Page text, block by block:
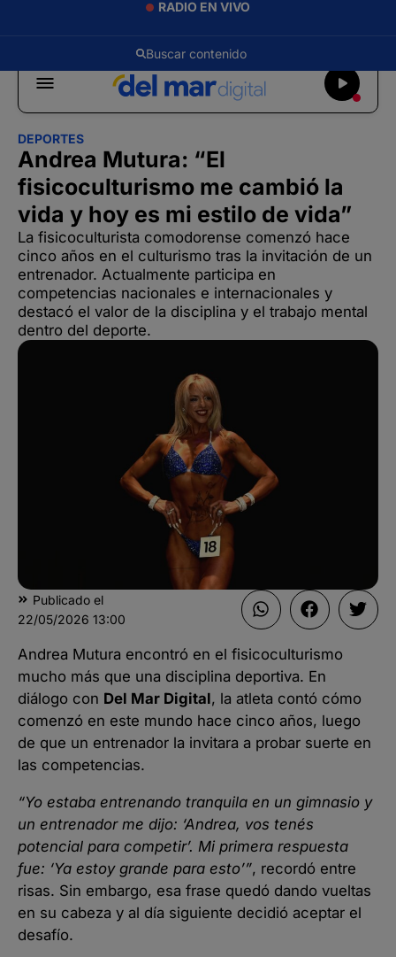
RADIO EN VIVO
DEPORTES
Andrea Mutura: “El
fisicoculturismo me cambió la
vida y hoy es mi estilo de vida”
La fisicoculturista comodorense comenzó hace
cinco años en el culturismo tras la invitación de un
entrenador. Actualmente participa en
competencias nacionales e internacionales y
destacó el valor de la disciplina y el trabajo mental
dentro del deporte.
Publicado el
22/05/2026 13:00
Andrea Mutura encontró en el fisicoculturismo
mucho más que una disciplina deportiva. En
diálogo con Del Mar Digital, la atleta contó cómo
comenzó en este mundo hace cinco años, luego
de que un entrenador la invitara a probar suerte en
las competencias.
“Yo estaba entrenando tranquila en un gimnasio y
un entrenador me dijo: ‘Andrea, vos tenés
potencial para competir’. Mi primera respuesta
fue: ‘Ya estoy grande para esto’”, recordó entre
risas. Sin embargo, esa frase quedó dando vueltas
en su cabeza y al día siguiente decidió aceptar el
desafío.